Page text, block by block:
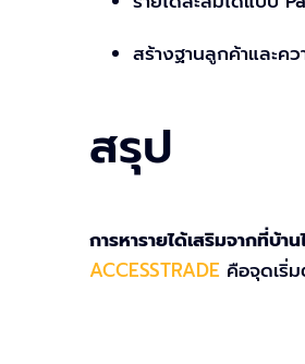
สร้างฐานลูกค้าและคว
สรุป
การหารายได้เสริมจากที่บ้า
ACCESSTRADE คือจุดเริ่